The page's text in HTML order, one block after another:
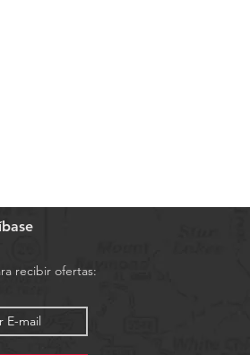
recibir ofertas: